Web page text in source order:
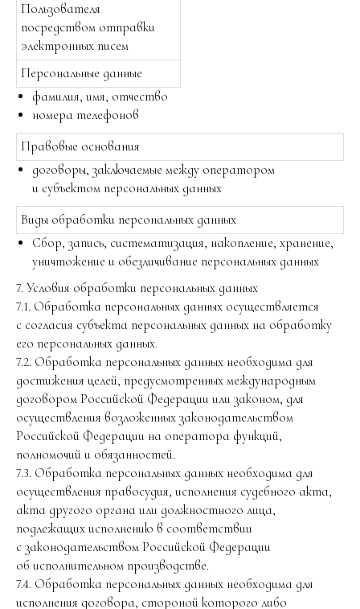
Пользователя
посредством отправки
электронных писем
Персональные данные
фамилия, имя, отчество
номера телефонов
Правовые основания
договоры, заключаемые между оператором
и субъектом персональных данных
Виды обработки персональных данных
Сбор, запись, систематизация, накопление, хранение,
уничтожение и обезличивание персональных данных
7. Условия обработки персональных данных
7.1. Обработка персональных данных осуществляется
с согласия субъекта персональных данных на обработку
его персональных данных.
7.2. Обработка персональных данных необходима для
достижения целей, предусмотренных международным
договором Российской Федерации или законом, для
осуществления возложенных законодательством
Российской Федерации на оператора функций,
полномочий и обязанностей.
7.3. Обработка персональных данных необходима для
осуществления правосудия, исполнения судебного акта,
акта другого органа или должностного лица,
подлежащих исполнению в соответствии
с законодательством Российской Федерации
об исполнительном производстве.
7.4. Обработка персональных данных необходима для
исполнения договора, стороной которого либо